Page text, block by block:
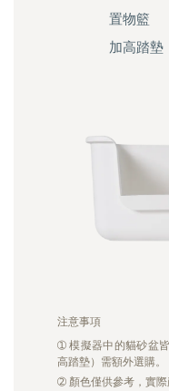
置物籃
加高踏墊
注意事項
➀模擬器中的貓砂盆
高踏墊）需額外選購。
➁ 顏色僅供參考，實